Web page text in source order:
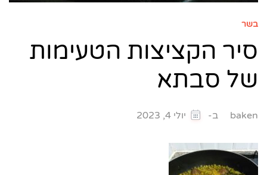
בשר
סיר הקציצות הטעימות
של סבתא
baken ב- יולי 4, 2023